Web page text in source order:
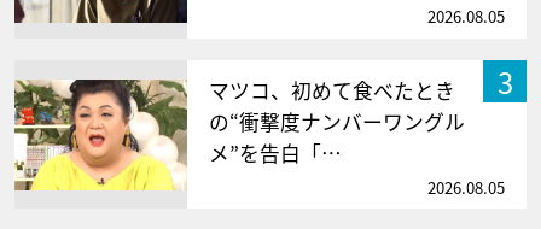
2026.08.05
3
マツコ、初めて食べたとき
の“衝撃度ナンバーワングル
メ”を告白「…
2026.08.05